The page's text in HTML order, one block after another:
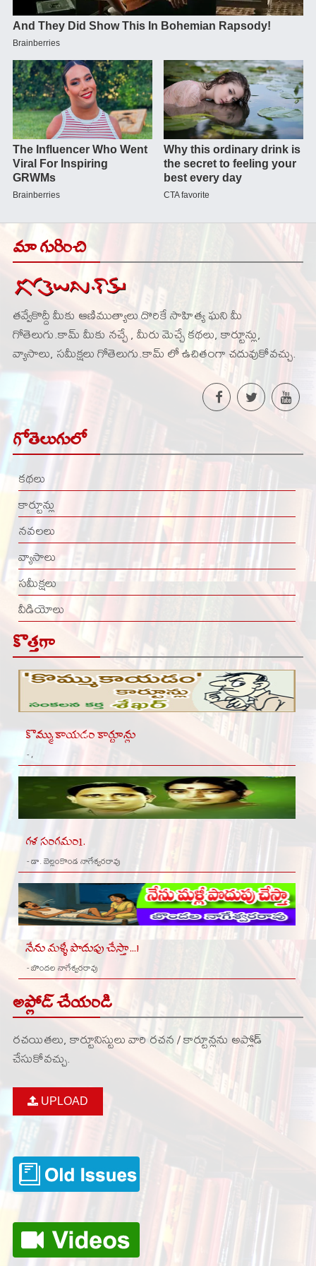
మా గురించి
తవ్వేకొద్దీ మీకు ఆణిముత్యాలు దొరికే సాహిత్య ఘని మీ
గోతెలుగు.కామ్ మీకు నచ్చే , మీరు మెచ్చే కథలు, కార్టూన్లు,
వ్యాసాలు, సమీక్షలు గోతెలుగు.కామ్ లో ఉచితంగా చదువుకోవచ్చు.
గోతెలుగులో
కథలు
కార్టూన్లు
నవలలు
వ్యాసాలు
సమీక్షలు
వీడియోలు
కొత్తగా
కొమ్ముకాయడం కార్టూన్లు
- ,
గళ సంగమం1.
- డా. బెల్లంకొండ నాగేశ్వరరావు
నేను మళ్ళీ పొదుపు చేస్తా...!
- బొందల నాగేశ్వరరావు
అప్లోడ్ చేయండి
రచయితలు, కార్టూనిస్టులు వారి రచన / కార్టూన్లను అప్లోడ్
చేసుకోవచ్చు.
UPLOAD